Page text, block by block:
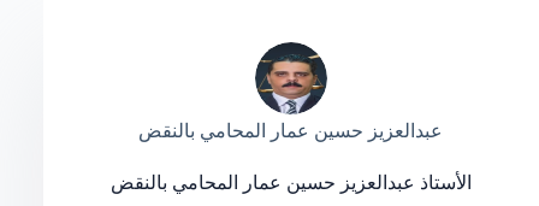
عبدالعزيز حسين عمار المحامي بالنقض
الأستاذ عبدالعزيز حسين عمار المحامي بالنقض